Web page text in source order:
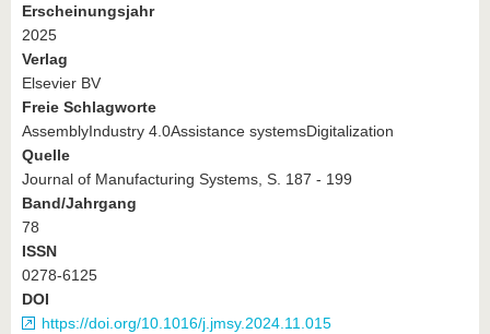
Erscheinungsjahr
2025
Verlag
Elsevier BV
Freie Schlagworte
AssemblyIndustry 4.0Assistance systemsDigitalization
Quelle
Journal of Manufacturing Systems, S. 187 - 199
Band/Jahrgang
78
ISSN
0278-6125
DOI
https://doi.org/10.1016/j.jmsy.2024.11.015